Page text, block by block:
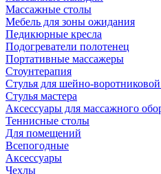
Массажные столы
Мебель для зоны ожидания
Педикюрные кресла
Подогреватели полотенец
Портативные массажеры
Стоунтерапия
Стулья для шейно-
Стулья мастера
Аксессуары для массажного
Теннисные столы
Для помещений
Всепогодные
Аксессуары
Чехлы